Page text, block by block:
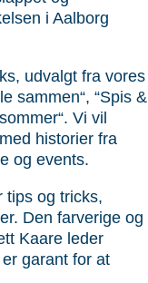
i Aalborg
udvalgt fra vores
sammen“, “Spis &
Vi vil
historier fra
og events.
tips og tricks,
Den farverige og
Kaare leder
garant for at